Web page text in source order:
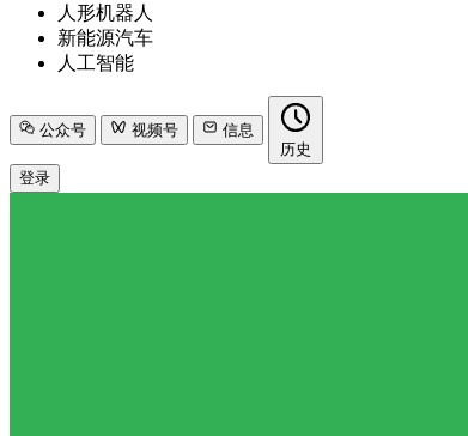
人形机器人
新能源汽车
人工智能
公众号 视频号
信息
历史
登录